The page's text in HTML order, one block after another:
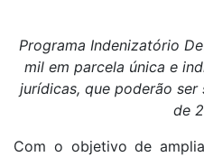
Programa Indenizatório
mil em parcela única e
jurídicas, que poderão
de
Com o objetivo de